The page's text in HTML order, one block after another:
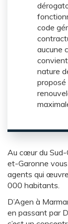
code
aucune
nature
proposé
Au cœur du
et-Garonne
agents qui
000 habitants.
D’Agen à
en passant par